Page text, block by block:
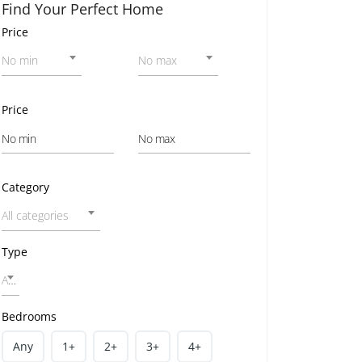
Find Your Perfect Home
Price
No min
No max
Price
Category
All categories
Type
All home types
Bedrooms
Any
1+ 2+ 3+ 4+